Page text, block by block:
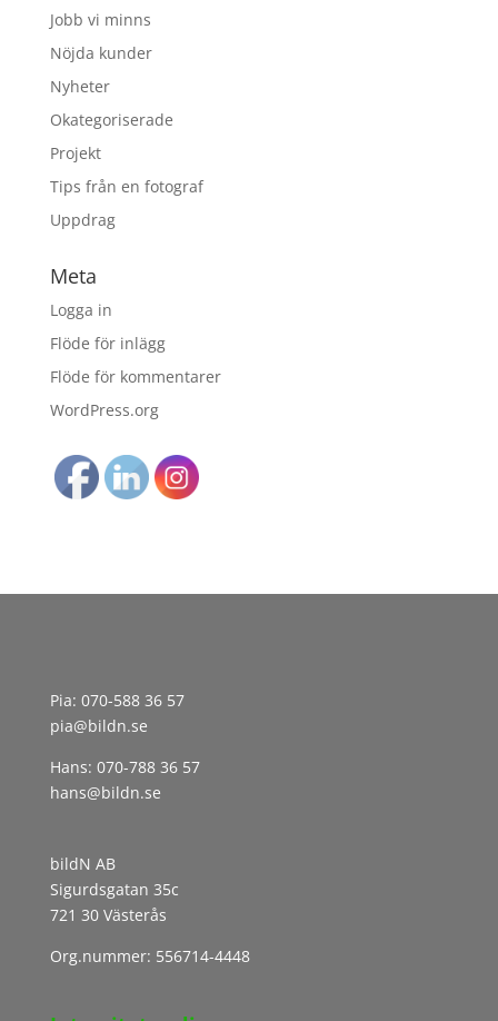
Jobb vi minns
Nöjda kunder
Nyheter
Okategoriserade
Projekt
Tips från en fotograf
Uppdrag
Meta
Logga in
Flöde för inlägg
Flöde för kommentarer
WordPress.org
Pia: 070-588 36 57
pia@bildn.se
Hans: 070-788 36 57
hans@bildn.se
bildN AB
Sigurdsgatan 35c
721 30 Västerås
Org.nummer: 556714-4448